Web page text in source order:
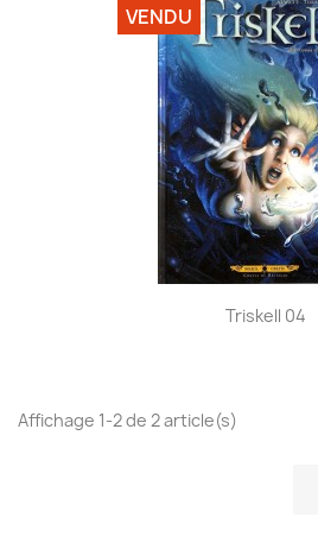
Triskell 04
VENDU
Affichage 1-2 de 2 article(s)